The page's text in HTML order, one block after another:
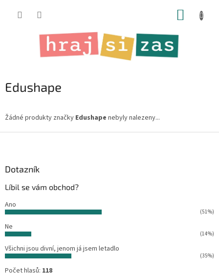
Edushape
Žádné produkty značky Edushape nebyly nalezeny...
Dotazník
Líbil se vám obchod?
Ano
(51%)
Ne
(14%)
Všichni jsou divní, jenom já jsem letadlo
(35%)
Počet hlasů: 118